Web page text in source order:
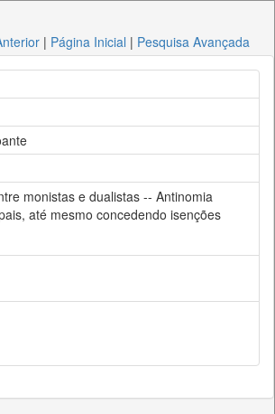
| Página Inicial | Pesquisa Avançada
monistas e dualistas -- Antinomia
até mesmo concedendo isenções